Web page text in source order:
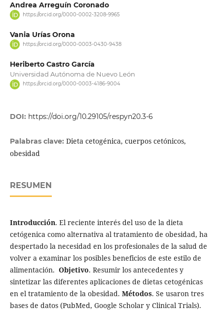
Andrea Arreguín Coronado
https://orcid.org/0000-0002-3208-9965
Vania Urías Orona
https://orcid.org/0000-0003-0430-9438
Heriberto Castro García
Universidad Autónoma de Nuevo León
https://orcid.org/0000-0003-4186-9004
DOI: https://doi.org/10.29105/respyn20.3-6
Palabras clave: Dieta cetogénica, cuerpos cetónicos,
obesidad
RESUMEN
Introducción. El reciente interés del uso de la dieta
cetógenica como alternativa al tratamiento de obesidad, ha
despertado la necesidad en los profesionales de la salud de
volver a examinar los posibles beneficios de este estilo de
alimentación. Objetivo. Resumir los antecedentes y
sintetizar las diferentes aplicaciones de dietas cetogénicas
en el tratamiento de la obesidad. Métodos. Se usaron tres
bases de datos (PubMed, Google Scholar y Clinical Trials).